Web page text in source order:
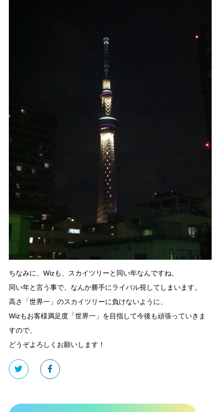
ちなみに、Wizも、スカイツリーと同い年なんですね。
同い年と言う事で、なんか勝手にライバル視してしまいます。
高さ「世界一」のスカイツリーに負けないように、
Wizもお客様満足度「世界一」を目指して今後も頑張っていきま
すので、
どうぞよろしくお願いします！